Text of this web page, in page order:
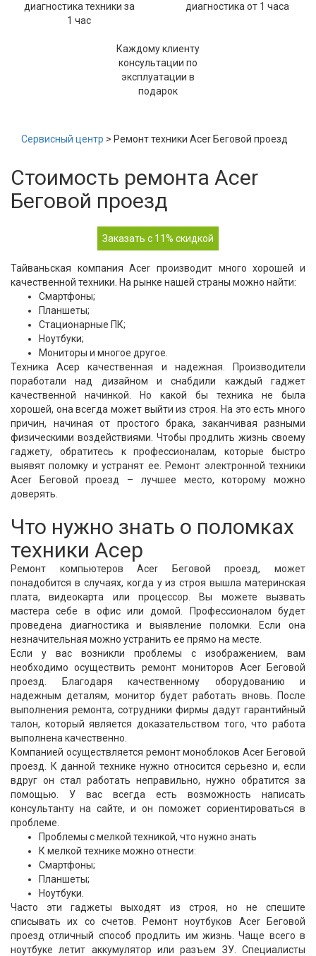
диагностика техники за
1 час
диагностика от 1 часа
Каждому клиенту
консультации по
эксплуатации в
подарок
Сервисный центр > Ремонт техники Acer Беговой проезд
Стоимость ремонта Acer
Беговой проезд
Заказать с 11% скидкой
Тайваньская компания Acer производит много хорошей и
качественной техники. На рынке нашей страны можно найти:
Смартфоны;
Планшеты;
Стационарные ПК;
Ноутбуки;
Мониторы и многое другое.
Техника Асер качественная и надежная. Производители
поработали над дизайном и снабдили каждый гаджет
качественной начинкой. Но какой бы техника не была
хорошей, она всегда может выйти из строя. На это есть много
причин, начиная от простого брака, заканчивая разными
физическими воздействиями. Чтобы продлить жизнь своему
гаджету, обратитесь к профессионалам, которые быстро
выявят поломку и устранят ее. Ремонт электронной техники
Acer Беговой проезд – лучшее место, которому можно
доверять.
Что нужно знать о поломках
техники Асер
Ремонт компьютеров Acer Беговой проезд, может
понадобится в случаях, когда у из строя вышла материнская
плата, видеокарта или процессор. Вы можете вызвать
мастера себе в офис или домой. Профессионалом будет
проведена диагностика и выявление поломки. Если она
незначительная можно устранить ее прямо на месте.
Если у вас возникли проблемы с изображением, вам
необходимо осуществить ремонт мониторов Acer Беговой
проезд. Благодаря качественному оборудованию и
надежным деталям, монитор будет работать вновь. После
выполнения ремонта, сотрудники фирмы дадут гарантийный
талон, который является доказательством того, что работа
выполнена качественно.
Компанией осуществляется ремонт моноблоков Acer Беговой
проезд. К данной технике нужно относится серьезно и, если
вдруг он стал работать неправильно, нужно обратится за
помощью. У вас всегда есть возможность написать
консультанту на сайте, и он поможет сориентироваться в
проблеме.
Проблемы с мелкой техникой, что нужно знать
К мелкой технике можно отнести:
Смартфоны;
Планшеты;
Ноутбуки.
Часто эти гаджеты выходят из строя, но не спешите
списывать их со счетов. Ремонт ноутбуков Acer Беговой
проезд отличный способ продлить им жизнь. Чаще всего в
ноутбуке летит аккумулятор или разъем ЗУ. Специалисты